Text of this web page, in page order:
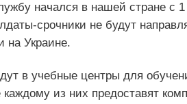
начался в нашей стране с
срочники не будут
на Украине.
в учебные центры для
из них предоставят